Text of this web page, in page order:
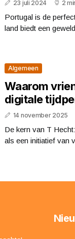
23 juli 2024 2
Portugal is de
land biedt een
Algemeen
Waarom
digitale
14 november 2025
De kern van T
als een initiatief van